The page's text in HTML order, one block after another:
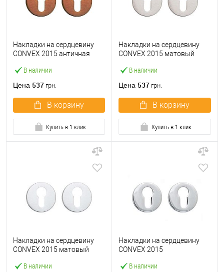
В наличии
Накладки на сердцевину
CONVEX 2015 античная
Цена 537 грн.
В корзину
Купить в 1 клик
В наличии
Накладки на сердцевину
CONVEX 2015 матовый
Цена 537 грн.
В корзину
Купить в 1 клик
В наличии
Накладки на сердцевину
CONVEX 2015 матовый
В наличии
Накладки на сердцевину
CONVEX 2015